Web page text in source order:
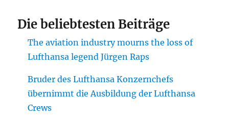
Die beliebtesten Beiträge
The aviation industry mourns the loss of
Lufthansa legend Jürgen Raps
Bruder des Lufthansa Konzernchefs
übernimmt die Ausbildung der Lufthansa
Crews